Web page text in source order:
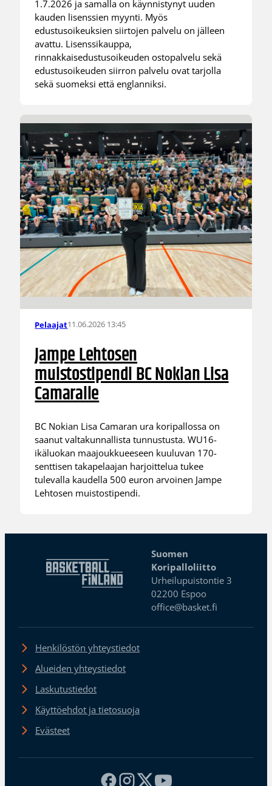
1.7.2026 ja samalla on käynnistynyt uuden
kauden lisenssien myynti. Myös
edustusoikeuksien siirtojen palvelu on jälleen
avattu. Lisenssikauppa,
rinnakkaisedustusoikeuden ostopalvelu sekä
edustusoikeuden siirron palvelu ovat tarjolla
sekä suomeksi että englanniksi.
Pelaajat11.06.2026 13:45
Jampe Lehtosen
muistostipendi BC Nokian Lisa
Camaralle
BC Nokian Lisa Camaran ura koripallossa on
saanut valtakunnallista tunnustusta. WU16-
ikäluokan maajoukkueeseen kuuluvan 170-
senttisen takapelaajan harjoittelua tukee
tulevalla kaudella 500 euron arvoinen Jampe
Lehtosen muistostipendi.
Suomen
Koripalloliitto
Urheilupuistontie 3
02200 Espoo
office@basket.fi
Henkilöstön yhteystiedot
Alueiden yhteystiedot
Laskutustiedot
Käyttöehdot ja tietosuoja
Evästeet